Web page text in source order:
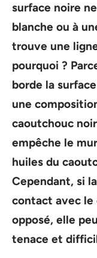
surface noire
blanche ou à
trouve une
pourquoi ?
borde la
une
caoutchouc
empêche le
huiles du
Cependant, si
contact avec le
opposé, elle
tenace et